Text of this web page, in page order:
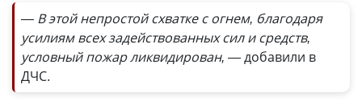
— В этой непростой схватке с огнем, благодаря
усилиям всех задействованных сил и средств,
условный пожар ликвидирован, —добавили в
ДЧС.